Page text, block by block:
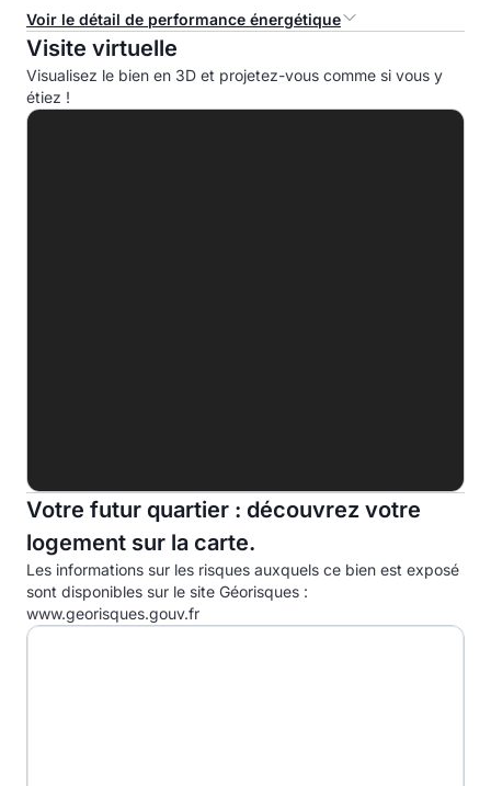
Voir le détail de performance énergétique
Consommation d'énergie primaire (CEP)
A
C
D
E
F
Visite virtuelle
Visualisez le bien en 3D et projetez-vous comme si vous y
étiez !
Votre futur quartier : découvrez votre
logement sur la carte.
Les informations sur les risques auxquels ce bien est exposé
sont disponibles sur le site Géorisques :
www.georisques.gouv.fr